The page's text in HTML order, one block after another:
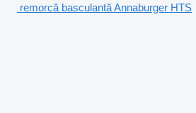
remorcă basculantă Annaburger HTS